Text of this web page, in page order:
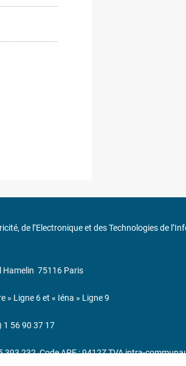
de l’Electronique et des Technologies de
Hamelin 75116 Paris
» Ligne 6 et « Iéna » Ligne 9
1 56 90 37 17
393 232, Code APE : 9412Z TVA intra-